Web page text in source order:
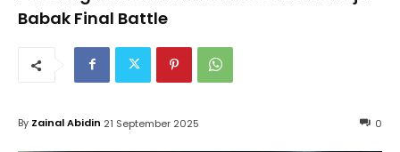
Babak Final Battle
0
By Zainal Abidin 21 September 2025